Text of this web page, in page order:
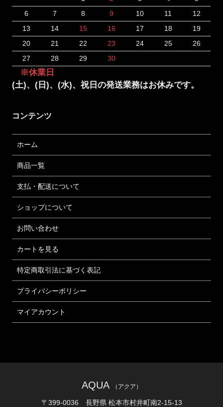
6
7 8 9 10 11
12
13
14 15 16 17 18
19
20
21 22 23 24 25
26
27
28 29 30
※休業日
(土)、(日)、(水)、祝日の発送業務はお休みです。
コンテンツ
ホーム
商品一覧
支払・配送について
ショップについて
お問い合わせ
カートを見る
特定商取引法に基づく表記
プライバシーポリシー
マイアカウント
AQUA （アクア）
〒399-0036 長野県 松本市村井町南2-15-13